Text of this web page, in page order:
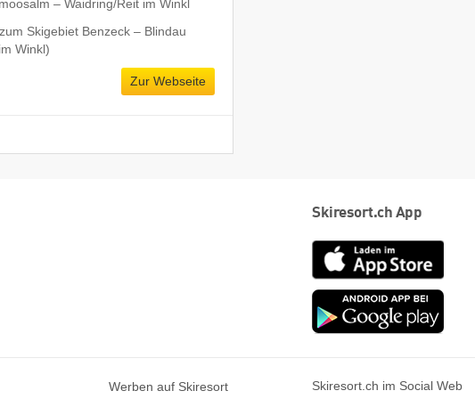
– Waidring/​Reit im Winkl
Skigebiet Benzeck – Blindau
Winkl)
Zur Webseite
Skiresort.ch App
App
Store
Werben auf Skiresort Skiresort.ch im Social Web